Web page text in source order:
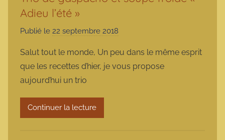
Adieu l’été »
Publié le 22 septembre 2018
r
m
Salut tout le monde, Un peu dans le même esprit
que les recettes d’hier, je vous propose
aujourd’hui un trio
Continuer la lecture